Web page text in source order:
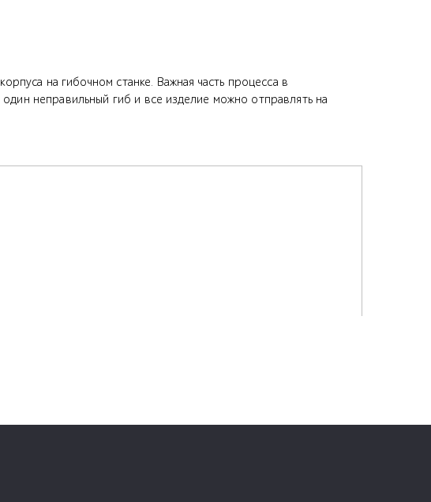
на гибочном станке. Важная часть процесса в
неправильный гиб и все изделие можно отправлять на